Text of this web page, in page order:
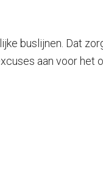
buslijnen. Dat
aan voor het